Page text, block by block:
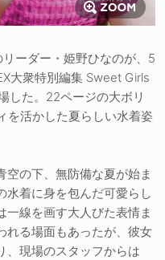
ーダー・姫野ひなのが、5
大衆特別編集 Sweet Girls
した。22ページの大ボリ
を活かした夏らしい水着姿
空の下、無防備な夏が始ま
水着に身を包んだ可愛らし
一線を画す大人びた表情ま
れる場面もあったが、彼女
、現場のスタッフからは